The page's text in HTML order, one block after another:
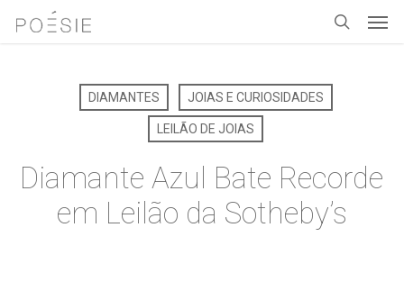
DIAMANTES JOIAS E CURIOSIDADES
LEILÃO DE JOIAS
Diamante Azul Bate Recorde
em Leilão da Sotheby’s